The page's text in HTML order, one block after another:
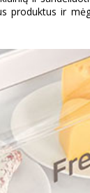
produktus ir